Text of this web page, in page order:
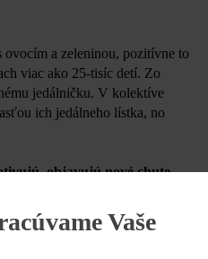
a zeleninou, pozitívne to
viac ako 25-tisíc detí. Zo
jedálničku. V kolektíve
ich jedálneho lístka, no
objavujú nové chute
hlavičiek zmysluplný projekt,
Vaše